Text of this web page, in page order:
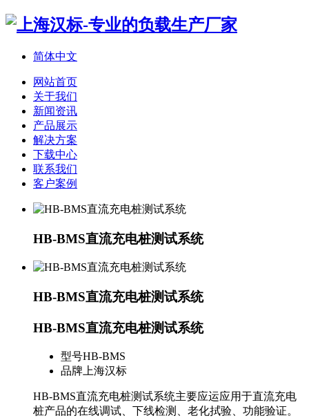
简体中文
网站首页
关于我们
新闻资讯
产品展示
解决方案
下载中心
联系我们
客户案例
HB-BMS直流充电桩测试系统
HB-BMS直流充电桩测试系统
HB-BMS直流充电桩测试系统
型号HB-BMS
品牌上海汉标
HB-BMS直流充电桩测试系统主要应运应用于直流充电
桩产品的在线调试、下线检测、老化拭验、功能验证。